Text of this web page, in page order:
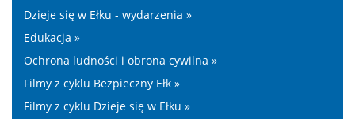
Dzieje się w Ełku - wydarzenia »
Edukacja »
Ochrona ludności i obrona cywilna »
Filmy z cyklu Bezpieczny Ełk »
Filmy z cyklu Dzieje się w Ełku »